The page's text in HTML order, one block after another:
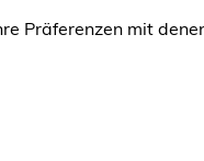
Präferenzen mit